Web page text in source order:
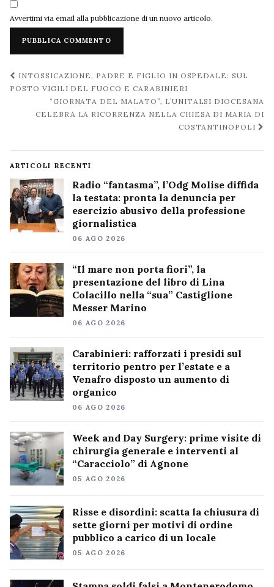
Avvertimi via email alla pubblicazione di un nuovo articolo.
Navigazione
post
INTOSSICAZIONE, PADRE E FIGLIO IN OSPEDALE: SUL
POSTO VIGILI DEL FUOCO E CARABINIERI
“GIORNATA DEL MALATO”, L’UNITALSI DIOCESANA
CELEBRA LA RICORRENZA NELLA CHIESA DI MARIA DI
COSTANTINOPOLI
ARTICOLI RECENTI
Radio “fantasma”, l’Odg Molise diffida
la testata: pronta la denuncia per
esercizio abusivo della professione
giornalistica
06 AGO 2026
“Il mare non porta fiori”, la
presentazione del libro di Lina
Colacillo nella “sua” Castiglione
Messer Marino
06 AGO 2026
Carabinieri: rafforzati i presidi sul
territorio pentro per l’estate e a
Venafro disposto un aumento di
organico
06 AGO 2026
Week and Day Surgery: prime visite di
chirurgia generale e interventi al
“Caracciolo” di Agnone
05 AGO 2026
Risse e disordini: scatta la chiusura di
sette giorni per motivi di ordine
pubblico a carico di un locale
05 AGO 2026